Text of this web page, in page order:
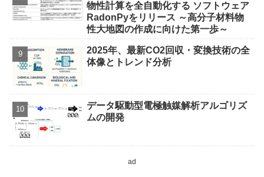
物性計算を全自動化する ソフトウェア
RadonPyをリリース ～高分子材料物
性大地図の作成に向けた第一歩～
2025年、最新CO2回収・変換技術の全
体像とトレンド分析
データ駆動型電極触媒解析アルゴリズ
ムの開発
ad